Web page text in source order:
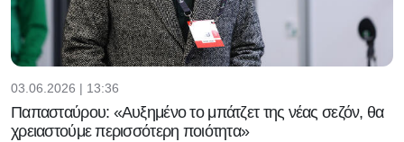
03.06.2026 | 13:36
Παπασταύρου: «Αυξημένο το μπάτζετ της νέας σεζόν, θα
χρειαστούμε περισσότερη ποιότητα»